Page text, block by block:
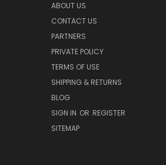
ABOUT US
CONTACT US
PARTNERS
PRIVATE POLICY
TERMS OF USE
SHIPPING & RETURNS
BLOG
SIGN IN OR REGISTER
SITEMAP